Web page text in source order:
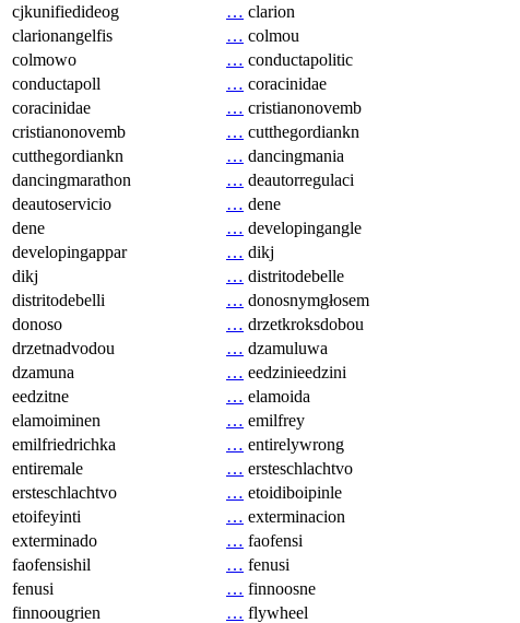
cjkunifiedideog
… clarion
clarionangelfis
… colmou
colmowo
… conductapolitic
conductapoll
… coracinidae
coracinidae
… cristianonovemb
cristianonovemb
… cutthegordiankn
cutthegordiankn
… dancingmania
dancingmarathon
… deautorregulaci
deautoservicio
… dene
dene
… developingangle
developingappar
… dikj
dikj
… distritodebelle
distritodebelli
… donosnymgłosem
donoso
… drzetkroksdobou
drzetnadvodou
… dzamuluwa
dzamuna
… eedzinieedzini
eedzitne
… elamoida
elamoiminen
… emilfrey
emilfriedrichka
… entirelywrong
entiremale
… ersteschlachtvo
ersteschlachtvo
… etoidiboipinle
etoifeyinti
… exterminacion
exterminado
… faofensi
faofensishil
… fenusi
fenusi
… finnoosne
finnoougrien
… flywheel